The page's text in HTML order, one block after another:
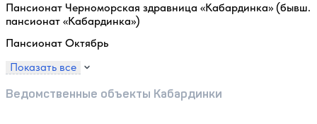
Пансионат Черноморская здравница «Кабардинка» (бывш.
пансионат «Кабардинка»)
Пансионат Октябрь
Показать все
Ведомственные объекты Кабардинки